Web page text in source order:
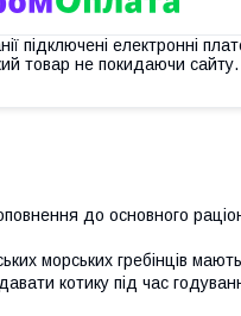
підключені електронні
товар не покидаючи сайту.
до основного
морських гребінців
котику під час